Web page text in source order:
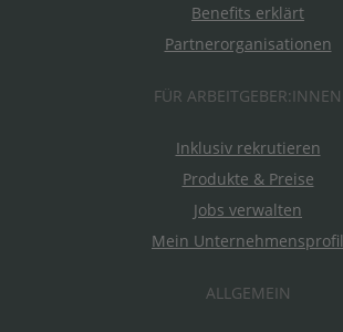
Benefits erklärt
Partnerorganisationen
FÜR ARBEITGEBER:INNEN
Inklusiv rekrutieren
Produkte & Preise
Jobs verwalten
Mein Unternehmensprofil
ALLGEMEIN